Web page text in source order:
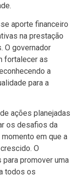
aporte financeiro
na prestação
O governador
fortalecer as
a
para a
ações planejadas
os desafios da
em que a
O
promover uma
todos os